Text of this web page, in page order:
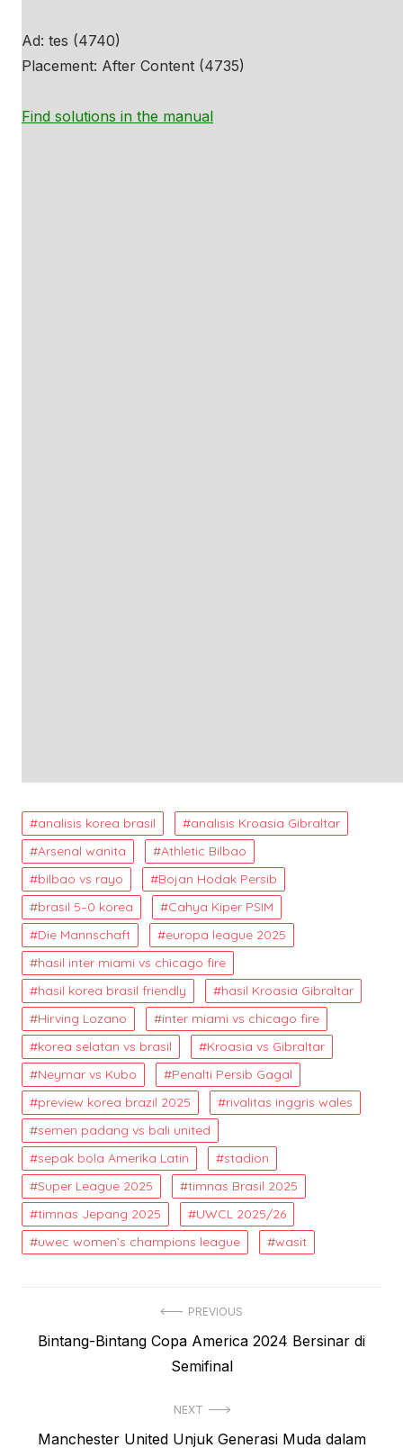
Ad: tes (4740)
Placement: After Content (4735)
Find solutions in the manual
analisis korea brasil
analisis Kroasia Gibraltar
Arsenal wanita
Athletic Bilbao
bilbao vs rayo
Bojan Hodak Persib
brasil 5–0 korea
Cahya Kiper PSIM
Die Mannschaft
europa league 2025
hasil inter miami vs chicago fire
hasil korea brasil friendly
hasil Kroasia Gibraltar
Hirving Lozano
inter miami vs chicago fire
korea selatan vs brasil
Kroasia vs Gibraltar
Neymar vs Kubo
Penalti Persib Gagal
preview korea brazil 2025
rivalitas inggris wales
semen padang vs bali united
sepak bola Amerika Latin
stadion
Super League 2025
timnas Brasil 2025
timnas Jepang 2025
UWCL 2025/26
uwec women’s champions league
wasit
navigation
PREVIOUS
Previous
Bintang-Bintang Copa America 2024 Bersinar di
Semifinal
NEXT
Next
Manchester United Unjuk Generasi Muda dalam